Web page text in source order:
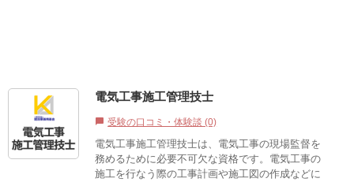
電気工事施工管理技士
chat_bubble 受験の口コミ・体験談 (0)
電気工事施工管理技士は、電気工事の現場監督を
務めるために必要不可欠な資格です。電気工事の
施工を行なう際の工事計画や施工図の作成などに